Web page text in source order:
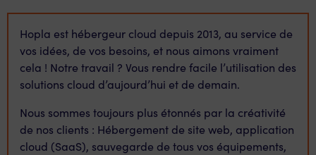
Hopla est hébergeur cloud depuis 2013, au service de
vos idées, de vos besoins, et nous aimons vraiment
cela ! Notre travail ? Vous rendre facile l’utilisation des
solutions cloud d’aujourd’hui et de demain.
Nous sommes toujours plus étonnés par la créativité
de nos clients : Hébergement de site web, application
cloud (SaaS), sauvegarde de tous vos équipements,